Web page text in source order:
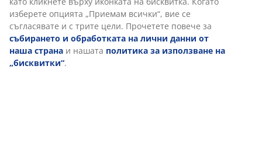
(6)
Доставка
изберете опцията „Приемам всички“, вие се
съгласявате и с трите цели. Прочетете повече за
събирането и обработката на лични данни от
наша страна и нашата политика за използване на
„бисквитки“.